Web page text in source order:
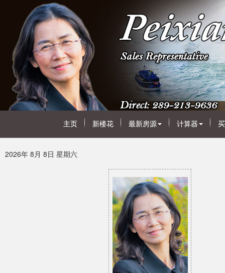
主页 新楼花 最新房源 计算器
2026年 8月 8日 星期六